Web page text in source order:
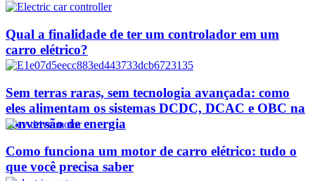
Qual a finalidade de ter um controlador em um
carro elétrico?
Sem terras raras, sem tecnologia avançada: como
eles alimentam os sistemas DCDC, DCAC e OBC na
conversão de energia
Como funciona um motor de carro elétrico: tudo o
que você precisa saber